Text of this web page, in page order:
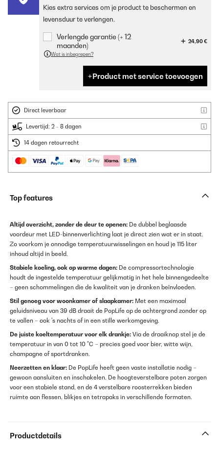
Kies extra services om je product te beschermen en
levensduur te verlengen.
Verlengde garantie (+ 12
maanden)
24,90 €
Wat is inbegrepen?
Product met service toevoegen
Direct leverbaar
Levertijd: 2 - 8 dagen
14 dagen retourrecht
Top features
Altijd overzicht, zonder de deur te openen: De dubbel beglaasde
voordeur met LED-binnenverlichting laat je direct zien wat er in staat.
Zo voorkom je onnodige temperatuurwisselingen en houd je 115 liter
inhoud altijd in beeld.
Stabiele koeling, ook op warme dagen: De compressortechnologie
houdt de ingestelde temperatuur gelijkmatig in het hele binnengedeelte
– geen schommelingen die de kwaliteit van je dranken beïnvloeden.
Stil genoeg voor woonkamer of slaapkamer: Met een maximaal
geluidsniveau van 39 dB draait de PopLife op de achtergrond zonder op
te vallen – ook 's nachts of in een stille werkomgeving.
De juiste koeltemperatuur voor elk drankje: Via de draaiknop stel je de
temperatuur in van 0 tot 10 °C – precies goed voor bier, witte wijn,
champagne of sportdranken.
Neerzetten en klaar: De PopLife heeft geen vaste installatie nodig –
gewoon aansluiten en inschakelen. De hoogteverstelbare poten zorgen
voor een stabiele stand, en de 4 verstelbare roosterrekken bieden
ruimte aan flessen, blikjes en tetrapaks in verschillende formaten.
Productdetails